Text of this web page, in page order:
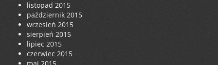
listopad 2015
październik 2015
wrzesień 2015
sierpień 2015
lipiec 2015
czerwiec 2015